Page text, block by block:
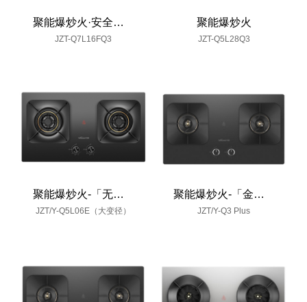
聚能爆炒火·安全养生灶
JZT-Q7L16FQ3
聚能爆炒火
JZT-Q5L28Q3
聚能爆炒火-「无印」
JZT/Y-Q5L06E（大变径）
聚能爆炒火-「金火轮」
JZT/Y-Q3 Plus